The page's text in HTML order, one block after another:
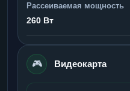
Рассеиваемая мощность
260 Вт
🎮 Видеокарта